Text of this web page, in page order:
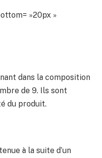
»20px »
dans la composition
de 9. Ils sont
du produit.
à la suite d’un